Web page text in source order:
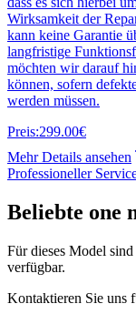
Wirksamkeit der
kann keine Garantie
langfristige
möchten wir darauf
können, sofern
werden müssen.
Preis:299.00€
Mehr Details ansehen
Professioneller
Beliebte one
Für dieses Model
verfügbar.
Kontaktieren Sie uns